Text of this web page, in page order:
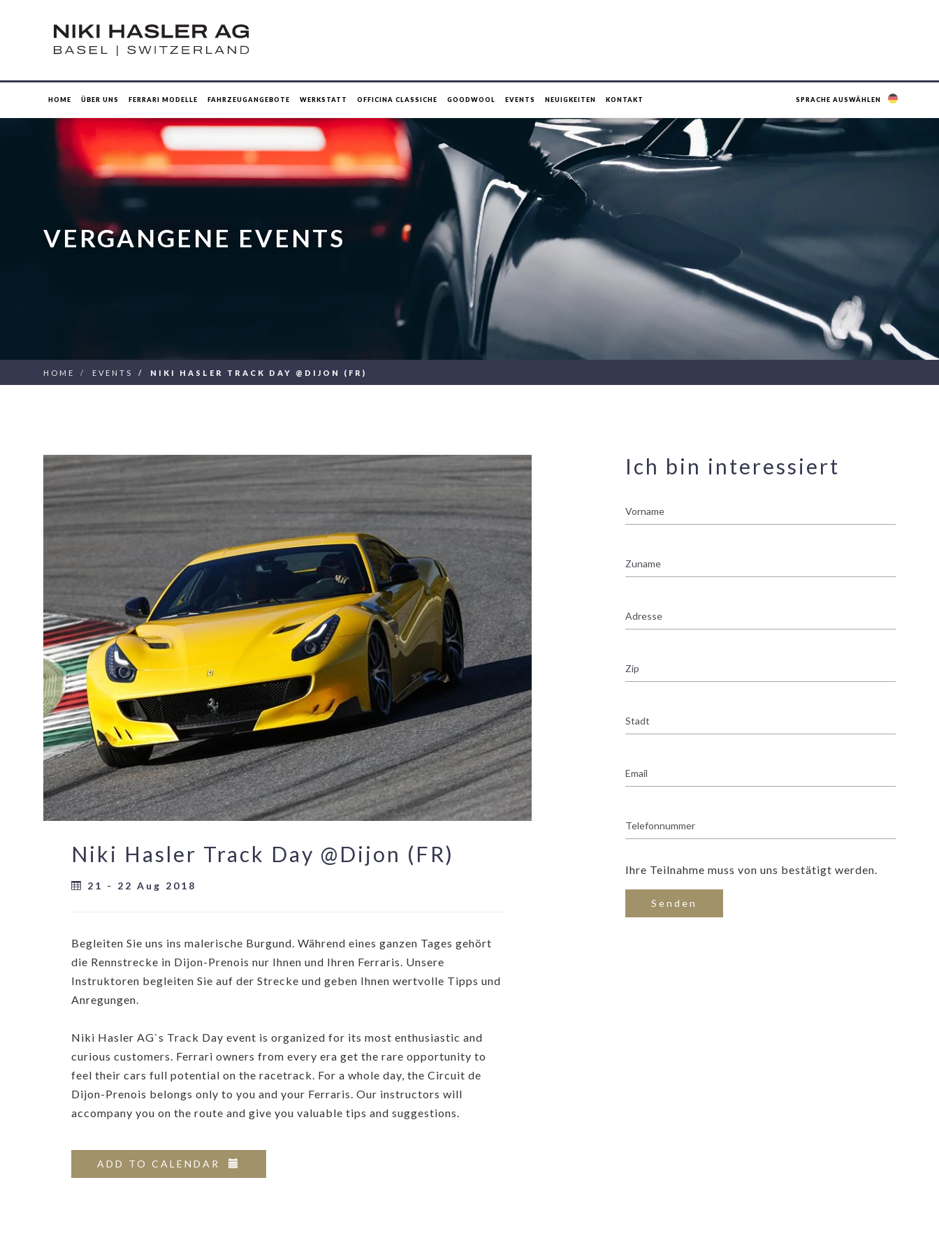
HOME ÜBER UNS FERRARI MODELLE FAHRZEUGANGEBOTE WERKSTATT OFFICINA CLASSICHE GOODWOOL EVENTS NEUIGKEITEN KONTAKT SPRACHE AUSWÄHLEN
VERGANGENE EVENTS
HOME EVENTS NIKI HASLER TRACK DAY @DIJON (FR)
Niki Hasler Track Day @Dijon (FR)
21 - 22 Aug 2018
Begleiten Sie uns ins malerische Burgund. Während eines ganzen Tages gehört
die Rennstrecke in Dijon-Prenois nur Ihnen und Ihren Ferraris. Unsere
Instruktoren begleiten Sie auf der Strecke und geben Ihnen wertvolle Tipps und
Anregungen.
Niki Hasler AG`s Track Day event is organized for its most enthusiastic and
curious customers. Ferrari owners from every era get the rare opportunity to
feel their cars full potential on the racetrack. For a whole day, the Circuit de
Dijon-Prenois belongs only to you and your Ferraris. Our instructors will
accompany you on the route and give you valuable tips and suggestions.
ADD TO CALENDAR
Ich bin interessiert
Ihre Teilnahme muss von uns bestätigt werden.